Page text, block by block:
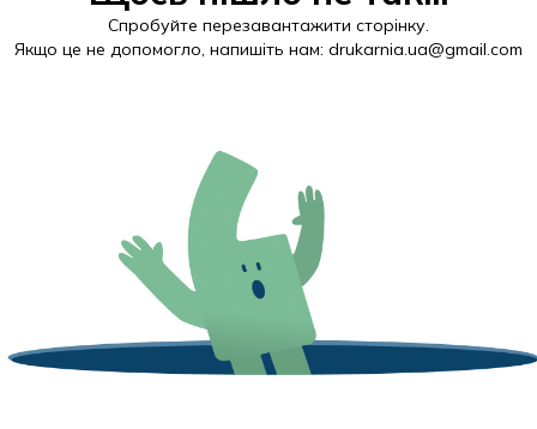
Спробуйте перезавантажити сторінку.
Якщо це не допомогло, напишіть нам: drukarnia.ua@gmail.com